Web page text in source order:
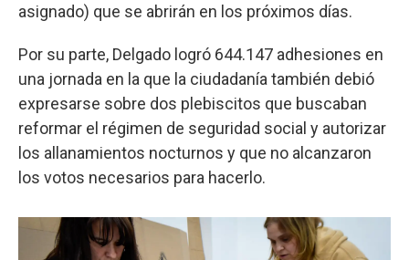
asignado) que se abrirán en los próximos días.
Por su parte, Delgado logró 644.147 adhesiones en
una jornada en la que la ciudadanía también debió
expresarse sobre dos plebiscitos que buscaban
reformar el régimen de seguridad social y autorizar
los allanamientos nocturnos y que no alcanzaron
los votos necesarios para hacerlo.